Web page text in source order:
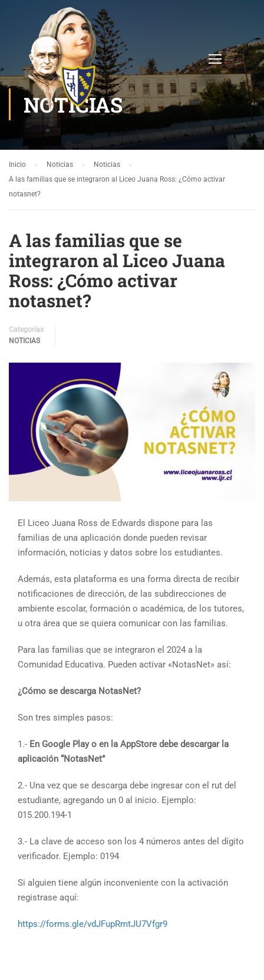
NOTICIAS
Inicio Noticias
Noticias
A las familias que se integraron al Liceo Juana Ross: ¿Cómo activar
notasnet?
A las familias que se
integraron al Liceo Juana
Ross: ¿Cómo activar
notasnet?
Categorías
NOTICIAS
El Liceo Juana Ross de Edwards dispone para las
familias de una aplicación donde pueden revisar
información, noticias y datos sobre los estudiantes.
Además, esta plataforma es una forma directa de recibir
notificaciones de dirección, de las subdirecciones de
ambiente escolar, formación o académica, de los tutores,
u otra área que se quiera comunicar con las familias.
Para las familias que se integraron el 2024 a la
Comunidad Educativa. Pueden activar «NotasNet» así:
¿Cómo se descarga NotasNet?
Son tres simples pasos:
1.- En Google Play o en la AppStore debe descargar la
aplicación “NotasNet”
2.- Una vez que se descarga debe ingresar con el rut del
estudiante, agregando un 0 al inicio. Ejemplo:
015.200.194-1
3.- La clave de acceso son los 4 números antes del dígito
verificador. Ejemplo: 0194
Si alguien tiene algún inconveniente con la activación
registrase aquí:
https://forms.gle/vdJFupRmtJU7Vfgr9